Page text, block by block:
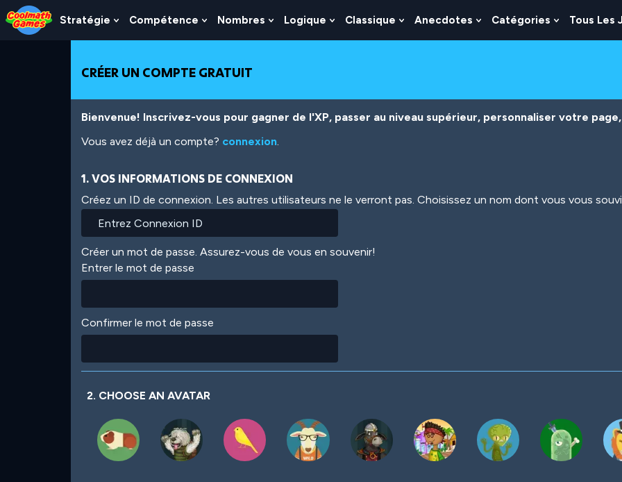
Skip
to
Top
Skip
to
Navigation
Skip
to
Main
Skip
to
Footer
Aller
au
contenu
Stratégie
Show
Submenu
Stratégie
Compétence
Show
Submenu
Compétence
Nombres
Show
Submenu
Logique
Show
Submenu
Classique
Show
Submenu
Anecdotes
Show
Submenu
Catégories
Show
Submenu
Tous Les
CRÉER UN COMPTE GRATUIT
Bienvenue! Inscrivez-vous pour gagner de l'XP, passer au niveau supérieur, personnaliser votre
Vous avez déjà un compte? connexion.
1. VOS INFORMATIONS DE CONNEXION
Créez un ID de connexion. Les autres utilisateurs ne le verront pas. Choisissez un nom dont vous vous
Créer un mot de passe. Assurez-vous de vous en souvenir!
Entrer le mot de passe
Confirmer le mot de passe
2. CHOOSE AN AVATAR